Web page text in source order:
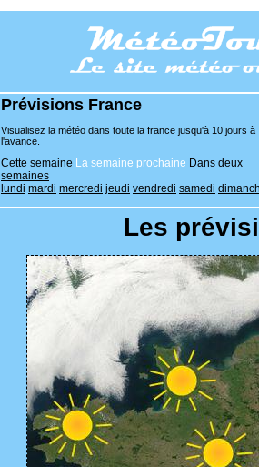
Prévisions France
Visualisez la météo dans toute la france jusqu'à 10 jours à
l'avance.
Cette semaine La semaine prochaine Dans deux
semaines
lundi mardi mercredi jeudi vendredi samedi
Les